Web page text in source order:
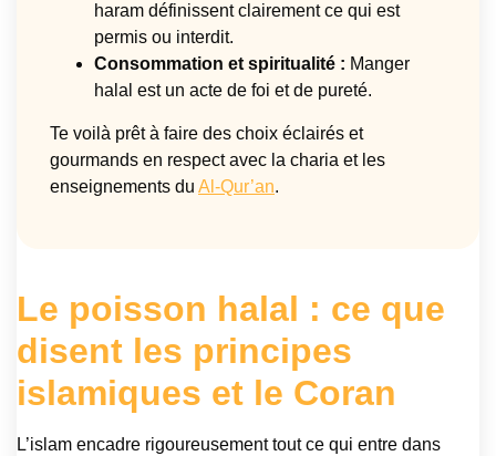
haram définissent clairement ce qui est
permis ou interdit.
Consommation et spiritualité : Manger
halal est un acte de foi et de pureté.
Te voilà prêt à faire des choix éclairés et
gourmands en respect avec la charia et les
enseignements du Al-Qur’an.
Le poisson halal : ce que
disent les principes
islamiques et le Coran
L’islam encadre rigoureusement tout ce qui entre dans